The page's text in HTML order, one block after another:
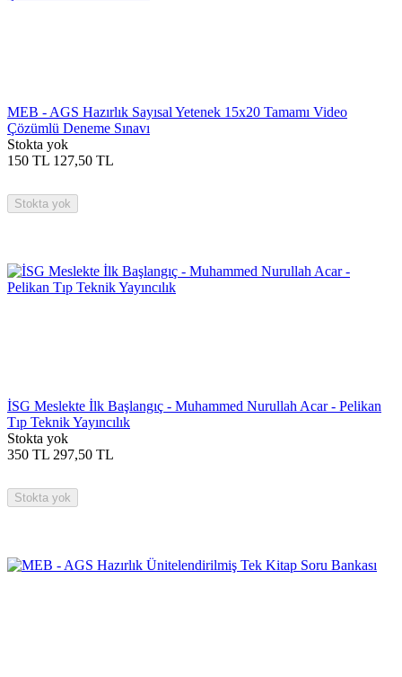
MEB - AGS Hazırlık Sayısal Yetenek 15x20 Tamamı Video
Çözümlü Deneme Sınavı
Stokta yok
150 TL 127,50 TL
Stokta yok
İSG Meslekte İlk Başlangıç - Muhammed Nurullah Acar - Pelikan
Tıp Teknik Yayıncılık
Stokta yok
350 TL 297,50 TL
Stokta yok